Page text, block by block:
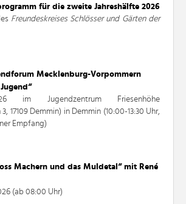
für die zweite Jahreshälfte 2026
Freundeskreises Schlösser und Gärten der
Mecklenburg-Vorpommern
im Jugendzentrum Friesenhöhe
17109 Demmin) in Demmin (10:00-13:30 Uhr,
Empfang)
Machern und das Muldetal“ mit René
(ab 08:00 Uhr)